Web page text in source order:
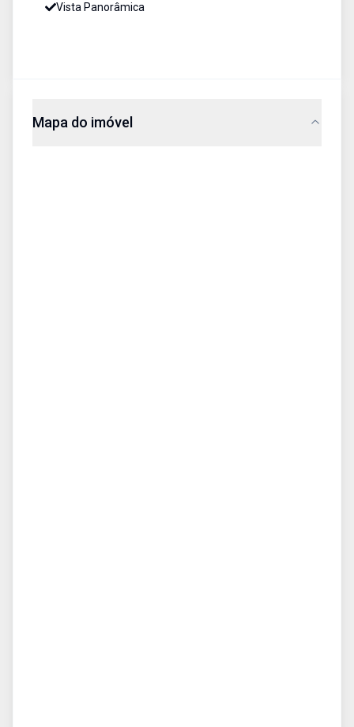
Vista Panorâmica
Mapa do imóvel